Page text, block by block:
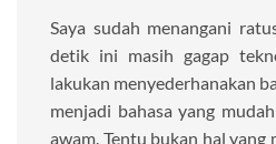
Saya sudah menangani
detik ini masih gagap
lakukan menyederhanakan
menjadi bahasa yang
awam. Tentu bukan hal yang